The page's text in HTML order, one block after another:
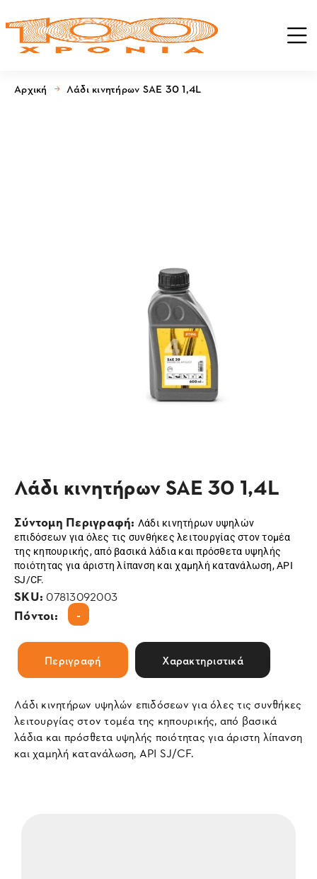
Αρχική Λάδι κινητήρων SAE 30 1,4L
Λάδι κινητήρων SAE 30 1,4L
Σύντομη Περιγραφή: Λάδι κινητήρων υψηλών
επιδόσεων για όλες τις συνθήκες λειτουργίας στον τομέα
της κηπουρικής, από βασικά λάδια και πρόσθετα υψηλής
ποιότητας για άριστη λίπανση και χαμηλή κατανάλωση, API
SJ/CF.
SKU:07813092003
Πόντοι: -
Περιγραφή Χαρακτηριστικά
Λάδι κινητήρων υψηλών επιδόσεων για όλες τις συνθήκες
λειτουργίας στον τομέα της κηπουρικής, από βασικά
λάδια και πρόσθετα υψηλής ποιότητας για άριστη λίπανση
και χαμηλή κατανάλωση, API SJ/CF.